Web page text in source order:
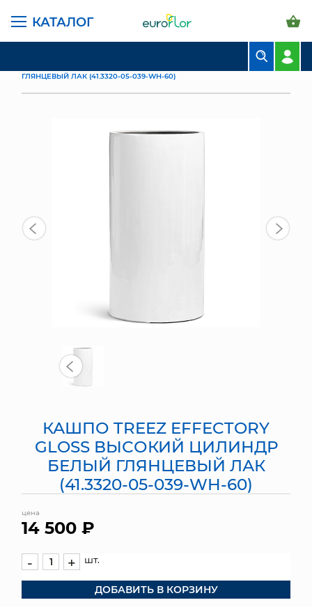
КАТАЛОГ
КОМПОЗИЦИИ
СУНДУКИ
ИСКУССТВЕННЫЕ ЦВЕТЫ
ПАКЕТЫ И СУМКИ
ОПТОВЫМ КЛИЕНТАМ
ГЛАВНАЯ СТРАНИЦА КАТАЛОГ
ГОРШКИ И КАШПО
ГЛЯНЦЕВЫЙ ЛАК (41.3320-05-039-WH-60)
КАШПО TREEZ EFFECTORY
GLOSS ВЫСОКИЙ ЦИЛИНДР
БЕЛЫЙ ГЛЯНЦЕВЫЙ ЛАК
(41.3320-05-039-WH-60)
цена
14 500 ₽
- + шт.
ДОБАВИТЬ В КОРЗИНУ